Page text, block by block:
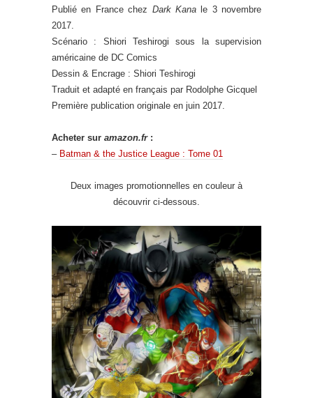
Publié en France chez Dark Kanale 3 novembre
2017.
Scénario : Shiori Teshirogi sous la supervision
américaine de DC Comics
Dessin & Encrage : Shiori Teshirogi
Traduit et adapté en français par Rodolphe Gicquel
Première publication originale en juin 2017.
Acheter sur amazon.fr:
– Batman & the Justice League : Tome 01
Deux images promotionnelles en couleur à
découvrir ci-dessous.